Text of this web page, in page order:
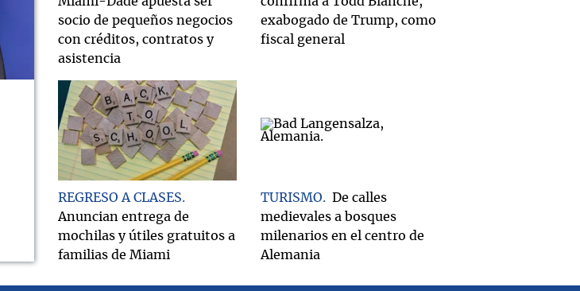
socio de pequeños negocios
con créditos, contratos y
asistencia
exabogado de Trump, como
fiscal general
REGRESO A CLASES
Anuncian entrega de
mochilas y útiles gratuitos a
familias de Miami
TURISMO
De calles
medievales a bosques
milenarios en el centro de
Alemania